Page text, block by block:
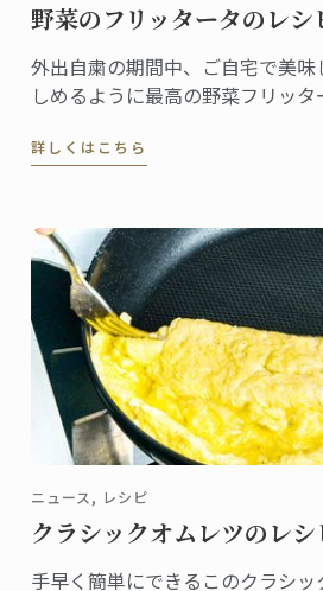
野菜のフリッタータのレシ
外出自粛の期間中、ご自宅で美
しめるように最高の野菜フリッ
詳しくはこちら
ニュース, レシピ
クラシックオムレツのレシ
手早く簡単にできるこのクラシ